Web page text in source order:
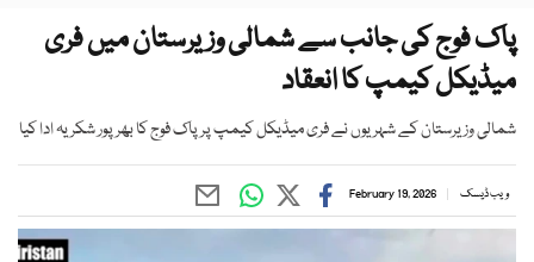
پاک فوج کی جانب سے شمالی وزیرستان میں فری
میڈیکل کیمپ کا انعقاد
شمالی وزیرستان کے شہریوں نے فری میڈیکل کیمپ پر پاک فوج کا بھر پور شکریہ ادا کیا
ویب ڈیسک February 19, 2026